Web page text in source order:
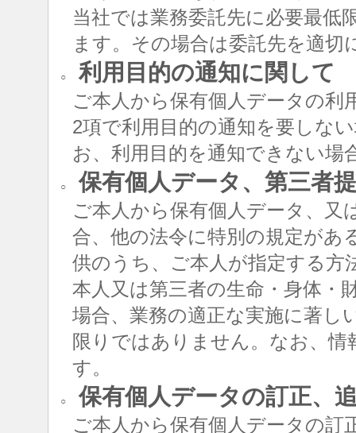
当社では業務委託先に必要最低
ます。その場合は委託先を適切
○ 利用目的の通知に関して
ご本人から保有個人データの利
2項で利用目的の通知を要しな
お、利用目的を通知できない場
○ 保有個人データ、第三者
ご本人から保有個人データ、又
合、他の法令に特別の規定があ
供のうち、ご本人が指定する方
本人又は第三者の生命・身体・
場合、業務の適正な実施に著し
限りではありません。なお、
す。
○ 保有個人データの訂正、
ご本人から保有個人データの訂